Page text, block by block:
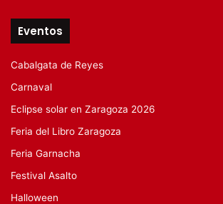
Eventos
Cabalgata de Reyes
Carnaval
Eclipse solar en Zaragoza 2026
Feria del Libro Zaragoza
Feria Garnacha
Festival Asalto
Halloween